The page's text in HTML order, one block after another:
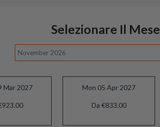
Selezionare Il Mese
November 2026
Mar 2027 Mon 05 Apr 2027
Da €833.00